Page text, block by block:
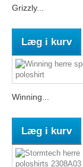
Grizzly...
Læg i kurv
Winning...
Læg i kurv